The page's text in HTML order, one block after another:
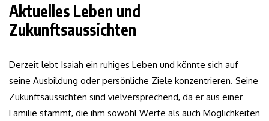
Aktuelles Leben und
Zukunftsaussichten
Derzeit lebt Isaiah ein ruhiges Leben und könnte sich auf
seine Ausbildung oder persönliche Ziele konzentrieren. Seine
Zukunftsaussichten sind vielversprechend, da er aus einer
Familie stammt, die ihm sowohl Werte als auch Möglichkeiten